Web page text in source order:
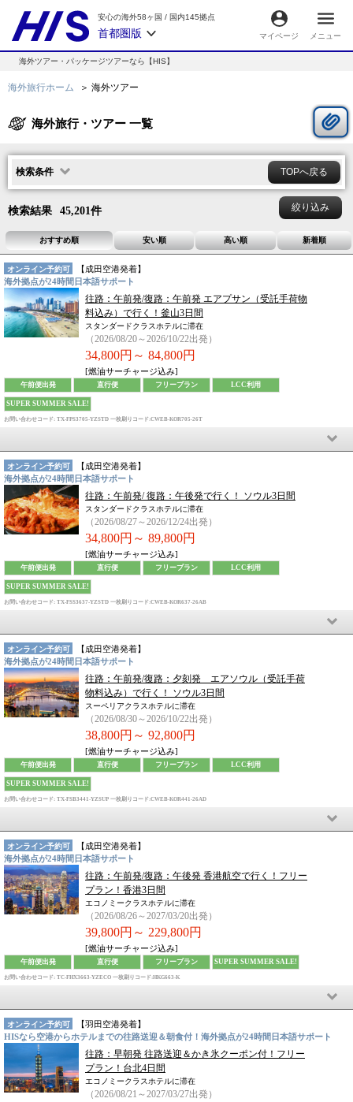
安心の海外58ヶ国 / 国内145拠点
首都圏版 マイページ メニュー
海外ツアー・パッケージツアーなら【HIS】
海外旅行ホーム 海外ツアー
海外旅行・ツアー 一覧
検索条件 TOPへ戻る
検索結果 45,201件 絞り込み
おすすめ順 安い順 高い順 新着順
オンライン予約可 【成田空港発着】
海外拠点が24時間日本語サポート
往路：午前発/復路：午前発 エアプサン（受託手荷物
料込み）で行く！釜山3日間
スタンダードクラスホテルに滞在
（2026/08/20～2026/10/22出発）
34,800円～ 84,800円
[燃油サーチャージ込み]
午前便出発 直行便 フリープラン LCC利用
SUPER SUMMER SALE!
お問い合わせコード: TX-FPS3705-YZSTD 一枚刷りコード:CWEB-KOR705-26T
オンライン予約可 【成田空港発着】
海外拠点が24時間日本語サポート
往路：午前発/ 復路：午後発で行く！ ソウル3日間
スタンダードクラスホテルに滞在
（2026/08/27～2026/12/24出発）
34,800円～ 89,800円
[燃油サーチャージ込み]
午前便出発 直行便 フリープラン LCC利用
SUPER SUMMER SALE!
お問い合わせコード: TX-FSS3637-YZSTD 一枚刷りコード:CWEB-KOR637-26AB
オンライン予約可 【成田空港発着】
海外拠点が24時間日本語サポート
往路：午前発/復路：夕刻発 エアソウル（受託手荷
物料込み）で行く！ ソウル3日間
スーペリアクラスホテルに滞在
（2026/08/30～2026/10/22出発）
38,800円～ 92,800円
[燃油サーチャージ込み]
午前便出発 直行便 フリープラン LCC利用
SUPER SUMMER SALE!
お問い合わせコード: TX-FSB3441-YZSUP 一枚刷りコード:CWEB-KOR441-26AD
オンライン予約可 【成田空港発着】
海外拠点が24時間日本語サポート
往路：午前発/復路：午後発 香港航空で行く！フリー
プラン！香港3日間
エコノミークラスホテルに滞在
（2026/08/26～2027/03/20出発）
39,800円～ 229,800円
[燃油サーチャージ込み]
午前便出発 直行便 フリープラン SUPER SUMMER SALE!
お問い合わせコード: TC-FHX3663-YZECO 一枚刷りコード:HKG663-K
オンライン予約可 【羽田空港発着】
HISなら空港からホテルまでの往路送迎＆朝食付！海外拠点が24時間日本語サポート
往路：早朝発 往路送迎＆かき氷クーポン付！フリー
プラン！台北4日間
エコノミークラスホテルに滞在
（2026/08/21～2027/03/27出発）